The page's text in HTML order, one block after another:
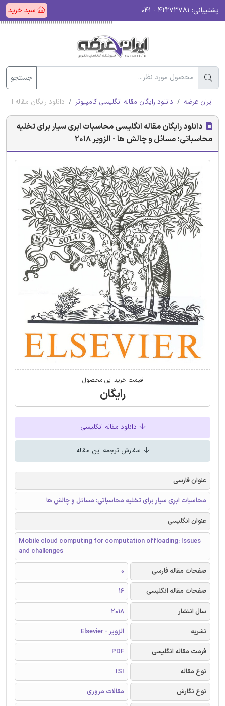
پشتیبانی: سبد خرید
جستجو
ایران عرضه دانلود رایگان مقاله انگلیسی کامپیوتر دانلود رایگان مقاله
دانلود رایگان مقاله انگلیسی محاسبات ابری سیار برای تخلیه
محاسباتی: مسائل و چالش ها - الزویر 2018
قیمت خرید این محصول
رایگان
دانلود مقاله انگلیسی
سفارش ترجمه این مقاله
عنوان فارسی
محاسبات ابری سیار برای تخلیه محاسباتی: مسائل و چالش ها
عنوان انگلیسی
Mobile cloud computing for computation offloading: Issues
and challenges
صفحات مقاله فارسی
0
صفحات مقاله انگلیسی
16
سال انتشار
2018
نشریه
الزویر - Elsevier
فرمت مقاله انگلیسی
PDF
نوع مقاله
ISI
نوع نگارش
مقالات مروری